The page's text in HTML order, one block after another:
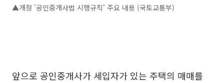
▲개정 '공인중개사법 시행규칙' 주요 내용 (국토교통부)
앞으로 공인중개사가 세입자가 있는 주택의 매매를